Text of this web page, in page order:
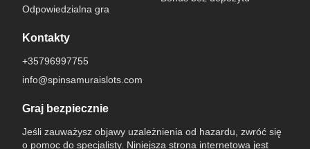
Odpowiedzialna gra
Kontakty
+35796997755
info@spinsamuraislots.com
Graj bezpiecznie
Jeśli zauważysz objawy uzależnienia od hazardu, zwróć się
o pomoc do specjalisty. Niniejsza strona internetowa jest